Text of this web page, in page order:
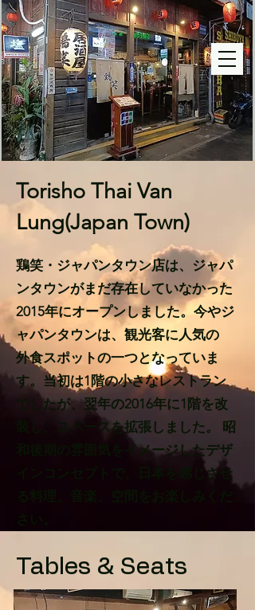
TORISHO
Torisho Thai Van
Lung(Japan Town)
鶏笑・ジャパンタウン店は、ジャパ
ンタウンがまだ存在していなかった
2015年にオープンしました。今やジ
ャパンタウンは、観光客に人気の
外食スポットの一つとなっていま
す。当初は1階の小さなレストラン
でしたが、翌年の2016年に1階を改
装し、スペースを拡張しました。 昭
和後期の雰囲気をイメージしたデザ
インコンセプトで、日本を感じさせ
Tables & Seats